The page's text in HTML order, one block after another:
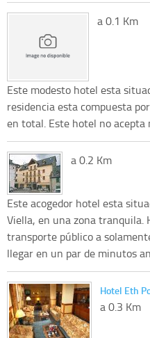
a 0.1 Km
Este modesto hotel esta
residencia esta compuesta
en total. Este hotel no acepta
a 0.2 Km
Este acogedor hotel esta
Viella, en una zona tranquila.
transporte público a
llegar en un par de minutos
Hotel Eth
a 0.3 Km